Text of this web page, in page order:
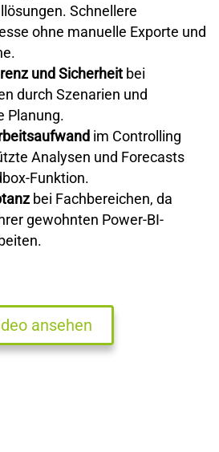
Schnellere
ohne manuelle Exporte und
und Sicherheit bei
durch Szenarien und
Planung.
im Controlling
Analysen und Forecasts
Funktion.
bei Fachbereichen, da
gewohnten Power-BI-
ansehen